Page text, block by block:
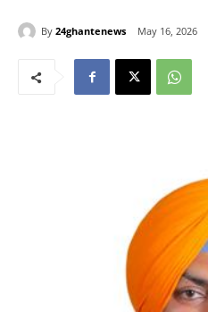
By 24ghantenews May 16, 2026